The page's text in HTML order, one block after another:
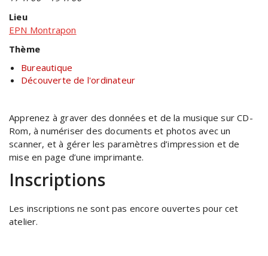
Lieu
EPN Montrapon
Thème
Bureautique
Découverte de l'ordinateur
Apprenez à graver des données et de la musique sur CD-
Rom, à numériser des documents et photos avec un
scanner, et à gérer les paramètres d’impression et de
mise en page d’une imprimante.
Inscriptions
Les inscriptions ne sont pas encore ouvertes pour cet
atelier.